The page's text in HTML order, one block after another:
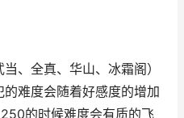
、全真、华山、冰霜阁）
难度会随着好感度的增加
的时候难度会有质的飞